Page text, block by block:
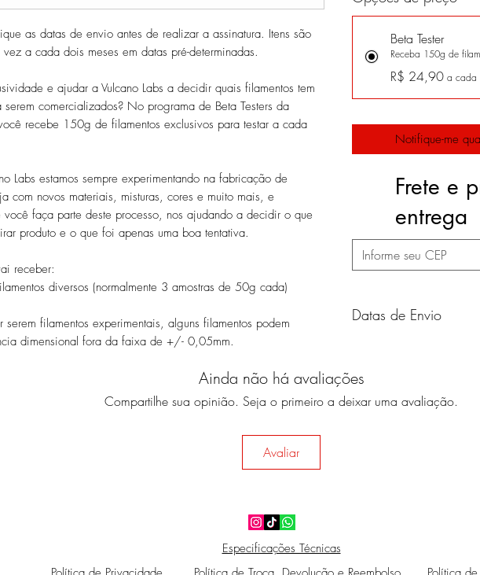
as datas de envio antes de realizar a assinatura. Itens são
a cada dois meses em datas pré-determinadas.
e ajudar a Vulcano Labs a decidir quais filamentos tem
serem comercializados? No programa de Beta Testers da
recebe 150g de filamentos exclusivos para testar a cada
Labs estamos sempre experimentando na fabricação de
com novos materiais, misturas, cores e muito mais, e
você faça parte deste processo, nos ajudando a decidir o que
produto e o que foi apenas uma boa tentativa.
receber:
diversos (normalmente 3 amostras de 50g cada)
serem filamentos experimentais, alguns filamentos podem
dimensional fora da faixa de +/- 0,05mm.
Beta Tester
Receba 150g de
R$ 24,90 a cada
Notifique-me
Frete e
entrega
Datas de Envio
Ainda não há avaliações
Compartilhe sua opinião. Seja o primeiro a deixar uma avaliação.
Avaliar
Especificações Técnicas